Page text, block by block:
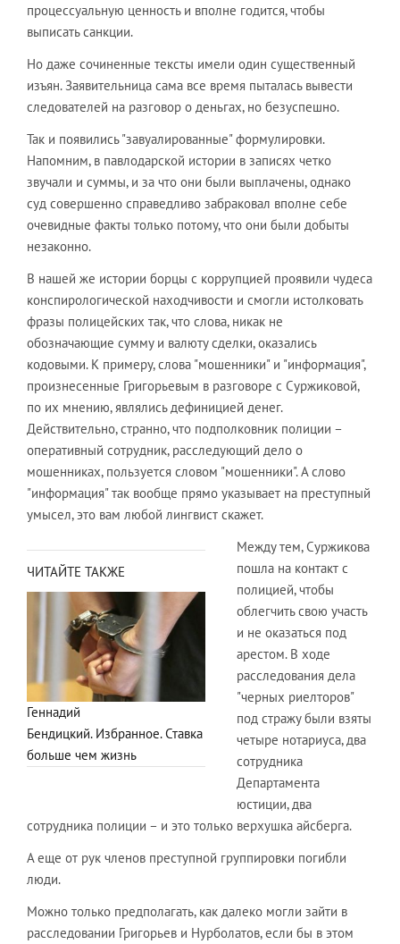
процессуальную ценность и вполне годится, чтобы
выписать санкции.
Но даже сочиненные тексты имели один существенный
изъян. Заявительница сама все время пыталась вывести
следователей на разговор о деньгах, но безуспешно.
Так и появились "завуалированные" формулировки.
Напомним, в павлодарской истории в записях четко
звучали и суммы, и за что они были выплачены, однако
суд совершенно справедливо забраковал вполне себе
очевидные факты только потому, что они были добыты
незаконно.
В нашей же истории борцы с коррупцией проявили чудеса
конспирологической находчивости и смогли истолковать
фразы полицейских так, что слова, никак не
обозначающие сумму и валюту сделки, оказались
кодовыми. К примеру, слова "мошенники" и "информация",
произнесенные Григорьевым в разговоре с Суржиковой,
по их мнению, являлись дефиницией денег.
Действительно, странно, что подполковник полиции –
оперативный сотрудник, расследующий дело о
мошенниках, пользуется словом "мошенники". А слово
"информация" так вообще прямо указывает на преступный
умысел, это вам любой лингвист скажет.
ЧИТАЙТЕ ТАКЖЕ
Геннадий
Бендицкий. Избранное. Ставка
больше чем жизнь
Между тем, Суржикова
пошла на контакт с
полицией, чтобы
облегчить свою участь
и не оказаться под
арестом. В ходе
расследования дела
"черных риелторов"
под стражу были взяты
четыре нотариуса, два
сотрудника
Департамента
юстиции, два
сотрудника полиции – и это только верхушка айсберга.
А еще от рук членов преступной группировки погибли
люди.
Можно только предполагать, как далеко могли зайти в
расследовании Григорьев и Нурболатов, если бы в этом